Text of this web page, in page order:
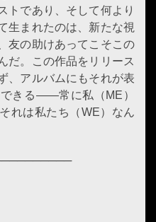
トであり、そして何より
生まれたのは、新たな視
友の助けあってこそこの
だ。この作品をリリース
、アルバムにもそれが表
きる——常に私（ME）
れは私たち（WE）なん